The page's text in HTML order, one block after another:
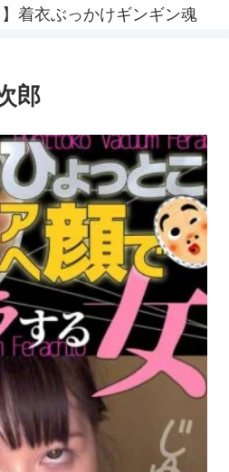
】着衣ぶっかけギンギン魂
郎